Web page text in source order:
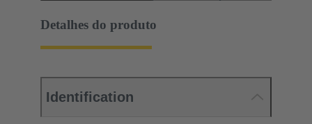
Detalhes do produto
Identification